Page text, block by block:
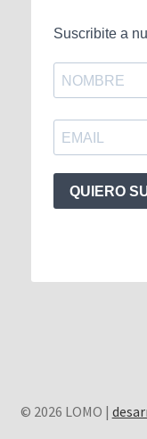
Suscribite a
QUIERO
© 2026 LOMO |